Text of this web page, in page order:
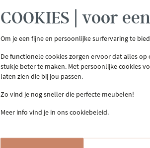
COOKIES | voor
Om je een fijne en persoonlijke surfervaring te
De functionele cookies zorgen ervoor dat alles
stukje beter te maken. Met persoonlijke cookies
laten zien die bij jou passen.
Zo vind je nog sneller die perfecte meubelen!
Meer info vind je in ons cookiebeleid.